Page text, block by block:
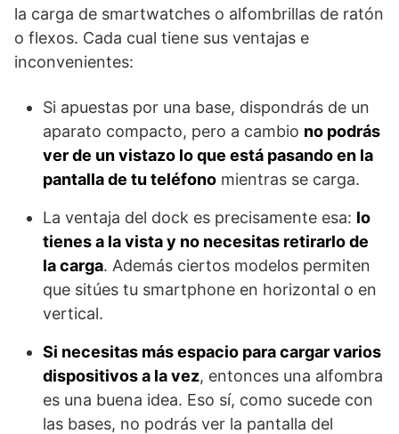
la carga de smartwatches o alfombrillas de ratón
o flexos. Cada cual tiene sus ventajas e
inconvenientes:
Si apuestas por una base, dispondrás de un
aparato compacto, pero a cambio no podrás
ver de un vistazo lo que está pasando en la
pantalla de tu teléfono mientras se carga.
La ventaja del dock es precisamente esa: lo
tienes a la vista y no necesitas retirarlo de
la carga. Además ciertos modelos permiten
que sitúes tu smartphone en horizontal o en
vertical.
Si necesitas más espacio para cargar varios
dispositivos a la vez, entonces una alfombra
es una buena idea. Eso sí, como sucede con
las bases, no podrás ver la pantalla del